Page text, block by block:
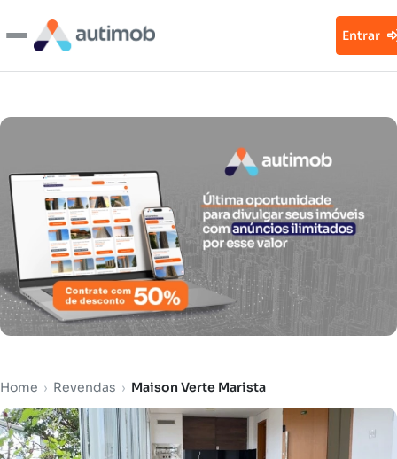
Entrar
Home › Revendas › Maison Verte Marista